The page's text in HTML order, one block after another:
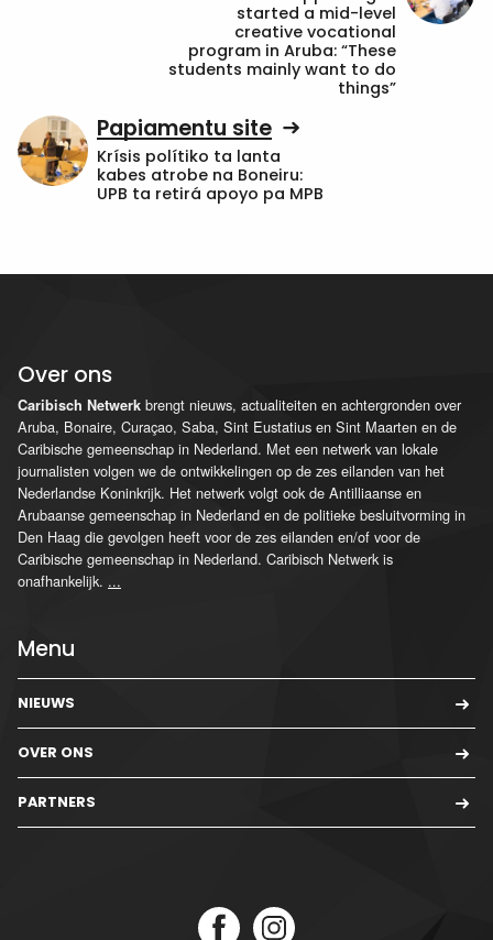
started a mid-level
creative vocational
program in Aruba: “These
students mainly want to do
things”
Papiamentu site
Krísis polítiko ta lanta
kabes atrobe na Boneiru:
UPB ta retirá apoyo pa MPB
Over ons
Caribisch Netwerk brengt nieuws, actualiteiten en achtergronden over
Aruba, Bonaire, Curaçao, Saba, Sint Eustatius en Sint Maarten en de
Caribische gemeenschap in Nederland. Met een netwerk van lokale
journalisten volgen we de ontwikkelingen op de zes eilanden van het
Nederlandse Koninkrijk. Het netwerk volgt ook de Antilliaanse en
Arubaanse gemeenschap in Nederland en de politieke besluitvorming in
Den Haag die gevolgen heeft voor de zes eilanden en/of voor de
Caribische gemeenschap in Nederland. Caribisch Netwerk is
onafhankelijk. ...
Menu
NIEUWS
OVER ONS
PARTNERS